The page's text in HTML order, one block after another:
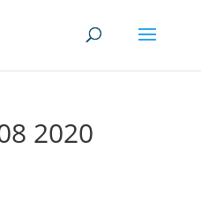
2020